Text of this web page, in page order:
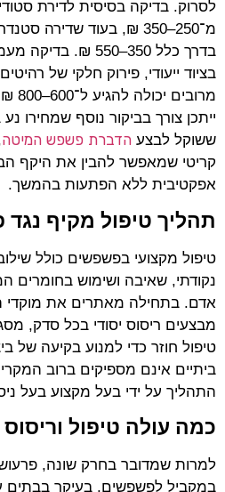
לסרוק. בדיקה בסיסית לדירת
בדרך כלל 350–550
בציוד ייעודי, פירוק חלקי של
ששוקל לבצע הדברת פשפש המיטה
קריטי שמאפשר להבין את היקף
אפקטיבית ללא הפתעות בהמשך.
תהליך טיפול מקיף
טיפול מקצועי בפשפשים כולל
נקודתי, שאיבה ושימוש בחומרים
אדם. בתחילה מאתרים את מוקדי
מבצעים ריסוס יסודי בכל סדק,
טיפול חוזר כדי למנוע בקיעה של
ביתיים אינם מספיקים ברוב
התהליך על ידי בעל מקצוע בעל
כמה עולה טיפול
למרות שמדובר בחרק שונה,
במקביל לפשפשים, בעיקר בבתים